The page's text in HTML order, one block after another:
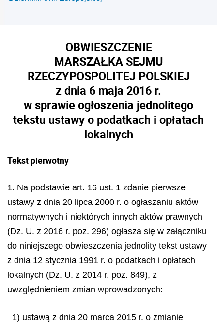
OBWIESZCZENIE
MARSZAŁKA SEJMU
RZECZYPOSPOLITEJ POLSKIEJ
z dnia 6 maja 2016 r.
w sprawie ogłoszenia jednolitego
tekstu ustawy o podatkach i opłatach
lokalnych
Tekst pierwotny
1. Na podstawie art. 16 ust. 1 zdanie pierwsze
ustawy z dnia 20 lipca 2000 r. o ogłaszaniu aktów
normatywnych i niektórych innych aktów prawnych
(Dz. U. z 2016 r. poz. 296) ogłasza się w załączniku
do niniejszego obwieszczenia jednolity tekst ustawy
z dnia 12 stycznia 1991 r. o podatkach i opłatach
lokalnych (Dz. U. z 2014 r. poz. 849), z
uwzględnieniem zmian wprowadzonych:
1) ustawą z dnia 20 marca 2015 r. o zmianie